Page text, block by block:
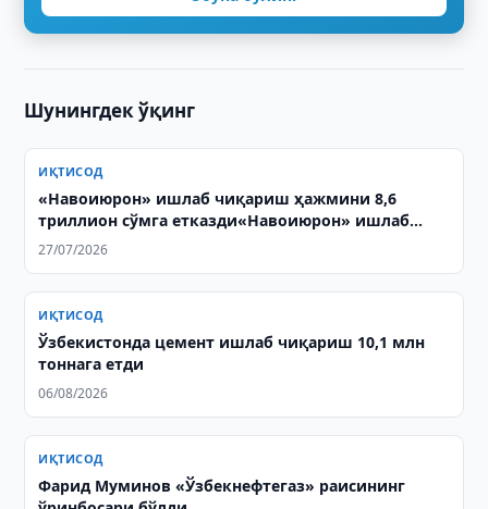
Шунингдек ўқинг
ИҚТИСОД
«Навоиюрон» ишлаб чиқариш ҳажмини 8,6
триллион сўмга етказди«Навоиюрон» ишлаб
чиқариш ҳажмини 8,6 триллион сўмга етказди
27/07/2026
ИҚТИСОД
Ўзбекистонда цемент ишлаб чиқариш 10,1 млн
тоннага етди
06/08/2026
ИҚТИСОД
Фарид Муминов «Ўзбекнефтегаз» раисининг